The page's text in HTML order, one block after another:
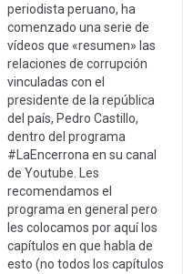
periodista peruano, ha
comenzado una serie de
vídeos que «resumen» las
relaciones de corrupción
vinculadas con el
presidente de la república
del país, Pedro Castillo,
dentro del programa
#LaEncerrona en su canal
de Youtube. Les
recomendamos el
programa en general pero
les colocamos por aquí los
capítulos en que habla de
esto (no todos los capítulos